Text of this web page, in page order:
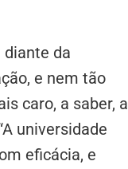
diante da
e nem tão
caro, a saber, a
universidade
eficácia, e